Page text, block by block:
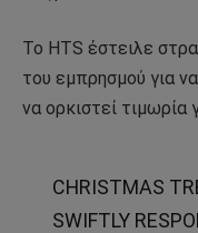
Το HTS έστειλε
του εμπρησμού για
να ορκιστεί τιμωρία
CHRISTMAS
SWIFTLY